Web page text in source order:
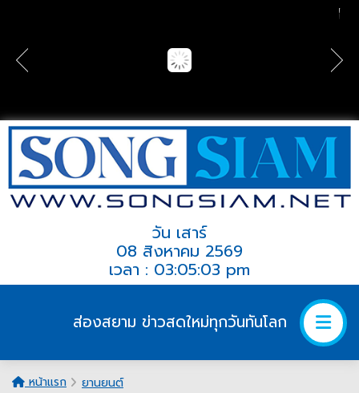
วัน เสาร์
08 สิงหาคม 2569
เวลา : 03:05:03 pm
ส่องสยาม ข่าวสดใหม่ทุกวันทันโลก
หน้าแรก
ยานยนต์